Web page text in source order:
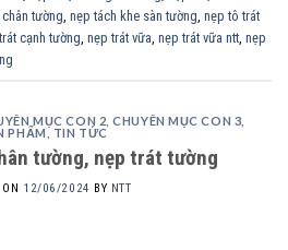
tường, nẹp tách khe sàn tường, nẹp tô trát
cạnh tường, nẹp trát vữa, nẹp trát vữa ntt, nẹp
MỤC CON 2 ,CHUYÊN MỤC CON 3
PHẨM , TIN TỨC
tường, nẹp trát tường
12/06/2024 BY NTT